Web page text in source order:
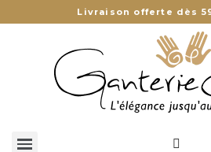
Livraison offerte dès